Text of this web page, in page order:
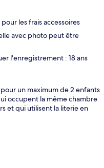
les frais accessoires
avec photo peut être
l'enregistrement : 18 ans
un maximum de 2 enfants
occupent la même chambre
et qui utilisent la literie en